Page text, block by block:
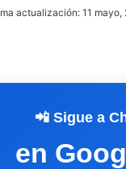
actualización: 11 mayo,
📲 Sigue a
en